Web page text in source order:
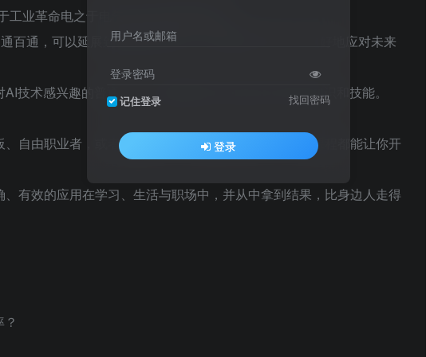
业革命电之于电气时代来的更加猛烈。
百通，可以延展到你所处的行业，并发挥巨大作用，更好地应对未来
技术感兴趣的普通人，本课程都将为你提供有价值的知识和技能。
自由职业者，或者你想兼职，做副业甚至创业，这套课程都能让你开
有效的应用在学习、生活与职场中，并从中拿到结果，比身边人走得
用户名或邮箱
登录密码
记住登录 找回密码
登录